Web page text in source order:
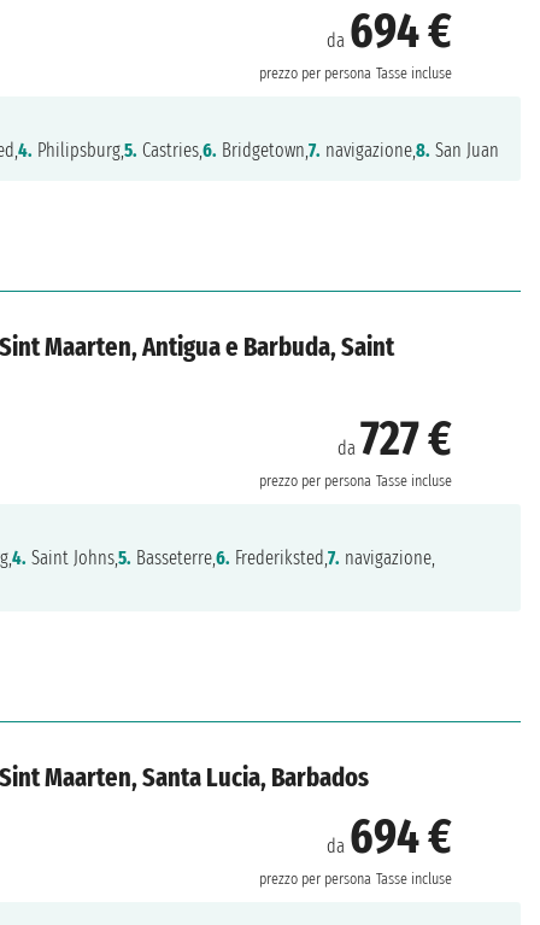
da 694 €
prezzo per persona Tasse incluse
4. Philipsburg,5. Castries,6. Bridgetown,7. navigazione,8. San Juan
Maarten, Antigua e Barbuda, Saint
da 727 €
prezzo per persona Tasse incluse
4. Saint Johns,5. Basseterre,6. Frederiksted,7. navigazione,
Maarten, Santa Lucia, Barbados
da 694 €
prezzo per persona Tasse incluse